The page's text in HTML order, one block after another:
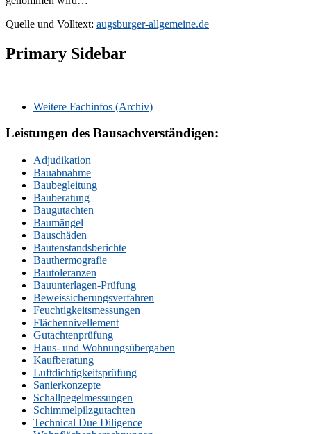
Quelle und Volltext: augsburger-allgemeine.de
Primary Sidebar
Weitere Fachinfos (Archiv)
Leistungen des Bausachverständigen:
Adjudikation
Bauabnahme
Baubegleitung
Bauberatung
Baugutachten
Baumängel
Bauschäden
Bautenstandsberichte
Bauthermografie
Bautoleranzen
Bauunterlagen-Prüfung
Beweissicherungsverfahren
Feuchtigkeitsmessungen
Flächennivellement
Gutachtenprüfung
Haus- und Wohnungsübergaben
Kaufberatung
Luftdichtigkeitsprüfung
Sanierkonzepte
Schallpegelmessungen
Schimmelpilzgutachten
Technical Due Diligence